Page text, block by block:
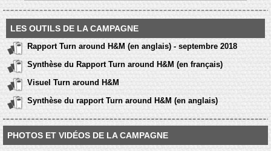
LES OUTILS DE LA CAMPAGNE
Rapport Turn around H&M (en anglais) - septembre 2018
Synthèse du Rapport Turn around H&M (en français)
Visuel Turn around H&M
Synthèse du rapport Turn around H&M (en anglais)
PHOTOS ET VIDÉOS DE LA CAMPAGNE